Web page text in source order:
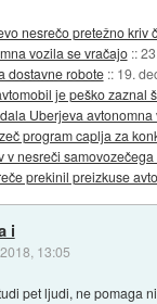
nesrečo pretežno kriv
vozila se vračajo ::
dostavne robote :: 19.
je peško zaznal
Uberjeva avtonomna
program caplja za
v nesreči
prekinil preizkuse
i
13:05
pet ljudi, ne pomaga